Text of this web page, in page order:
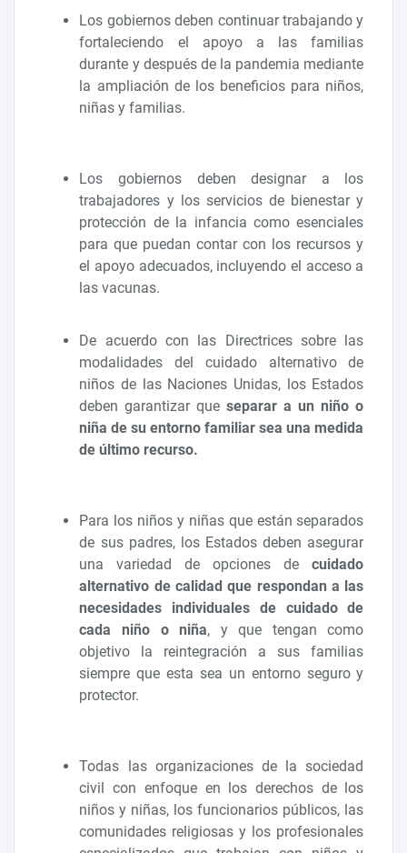
Los gobiernos deben continuar trabajando y
fortaleciendo el apoyo a las familias
durante y después de la pandemia mediante
la ampliación de los beneficios para niños,
niñas y familias.
Los gobiernos deben designar a los
trabajadores y los servicios de bienestar y
protección de la infancia como esenciales
para que puedan contar con los recursos y
el apoyo adecuados, incluyendo el acceso a
las vacunas.
De acuerdo con las Directrices sobre las
modalidades del cuidado alternativo de
niños de las Naciones Unidas, los Estados
deben garantizar queseparar a un niño o
niña de su entorno familiar sea una medida
de último recurso.
Para los niños y niñas que están separados
de sus padres, los Estados deben asegurar
una variedad de opciones decuidado
alternativo de calidad que respondan a las
necesidades individuales de cuidado de
cada niño o niña, y que tengan como
objetivo la reintegración a sus familias
siempre que esta sea un entorno seguro y
protector.
Todas las organizaciones de la sociedad
civil con enfoque en los derechos de los
niños y niñas, los funcionarios públicos, las
comunidades religiosas y los profesionales